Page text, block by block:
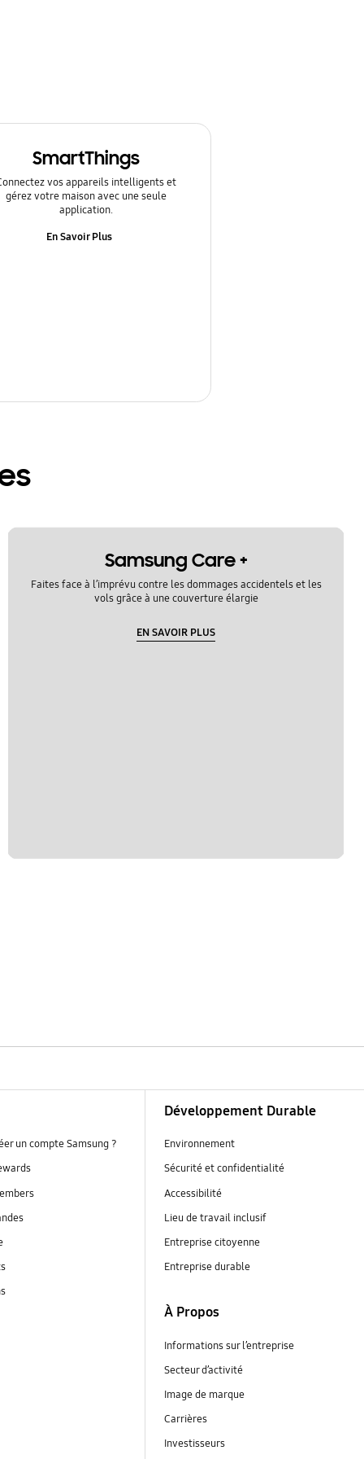
SmartThings
vos appareils intelligents et
gérez votre maison avec une seule
application.
En Savoir Plus
Samsung Care +
Faites face à l’imprévu contre les dommages accidentels et les
vols grâce à une couverture élargie
EN SAVOIR PLUS
un compte Samsung ?
Développement Durable
Environnement
Sécurité et confidentialité
Accessibilité
Lieu de travail inclusif
Entreprise citoyenne
Entreprise durable
À Propos
Informations sur l’entreprise
Secteur d’activité
Image de marque
Carrières
Investisseurs